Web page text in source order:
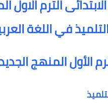
في اللغة
الأول المنهج